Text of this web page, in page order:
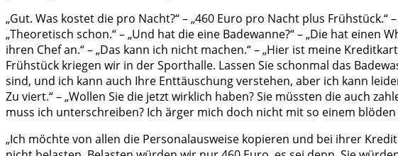
„Gut. Was kostet die pro Nacht?“ – „460 Euro pro Nacht plus Frühstück.“
„Theoretisch schon.“ – „Und hat die eine Badewanne?“ – „Die hat einen
ihren Chef an.“ – „Das kann ich nicht machen.“ – „Hier ist meine
Frühstück kriegen wir in der Sporthalle. Lassen Sie schonmal das
sind, und ich kann auch Ihre Enttäuschung verstehen, aber ich kann
Zu viert.“ – „Wollen Sie die jetzt wirklich haben? Sie müssten die auch
muss ich unterschreiben? Ich ärger mich doch nicht mit so einem
„Ich möchte von allen die Personalausweise kopieren und bei ihrer